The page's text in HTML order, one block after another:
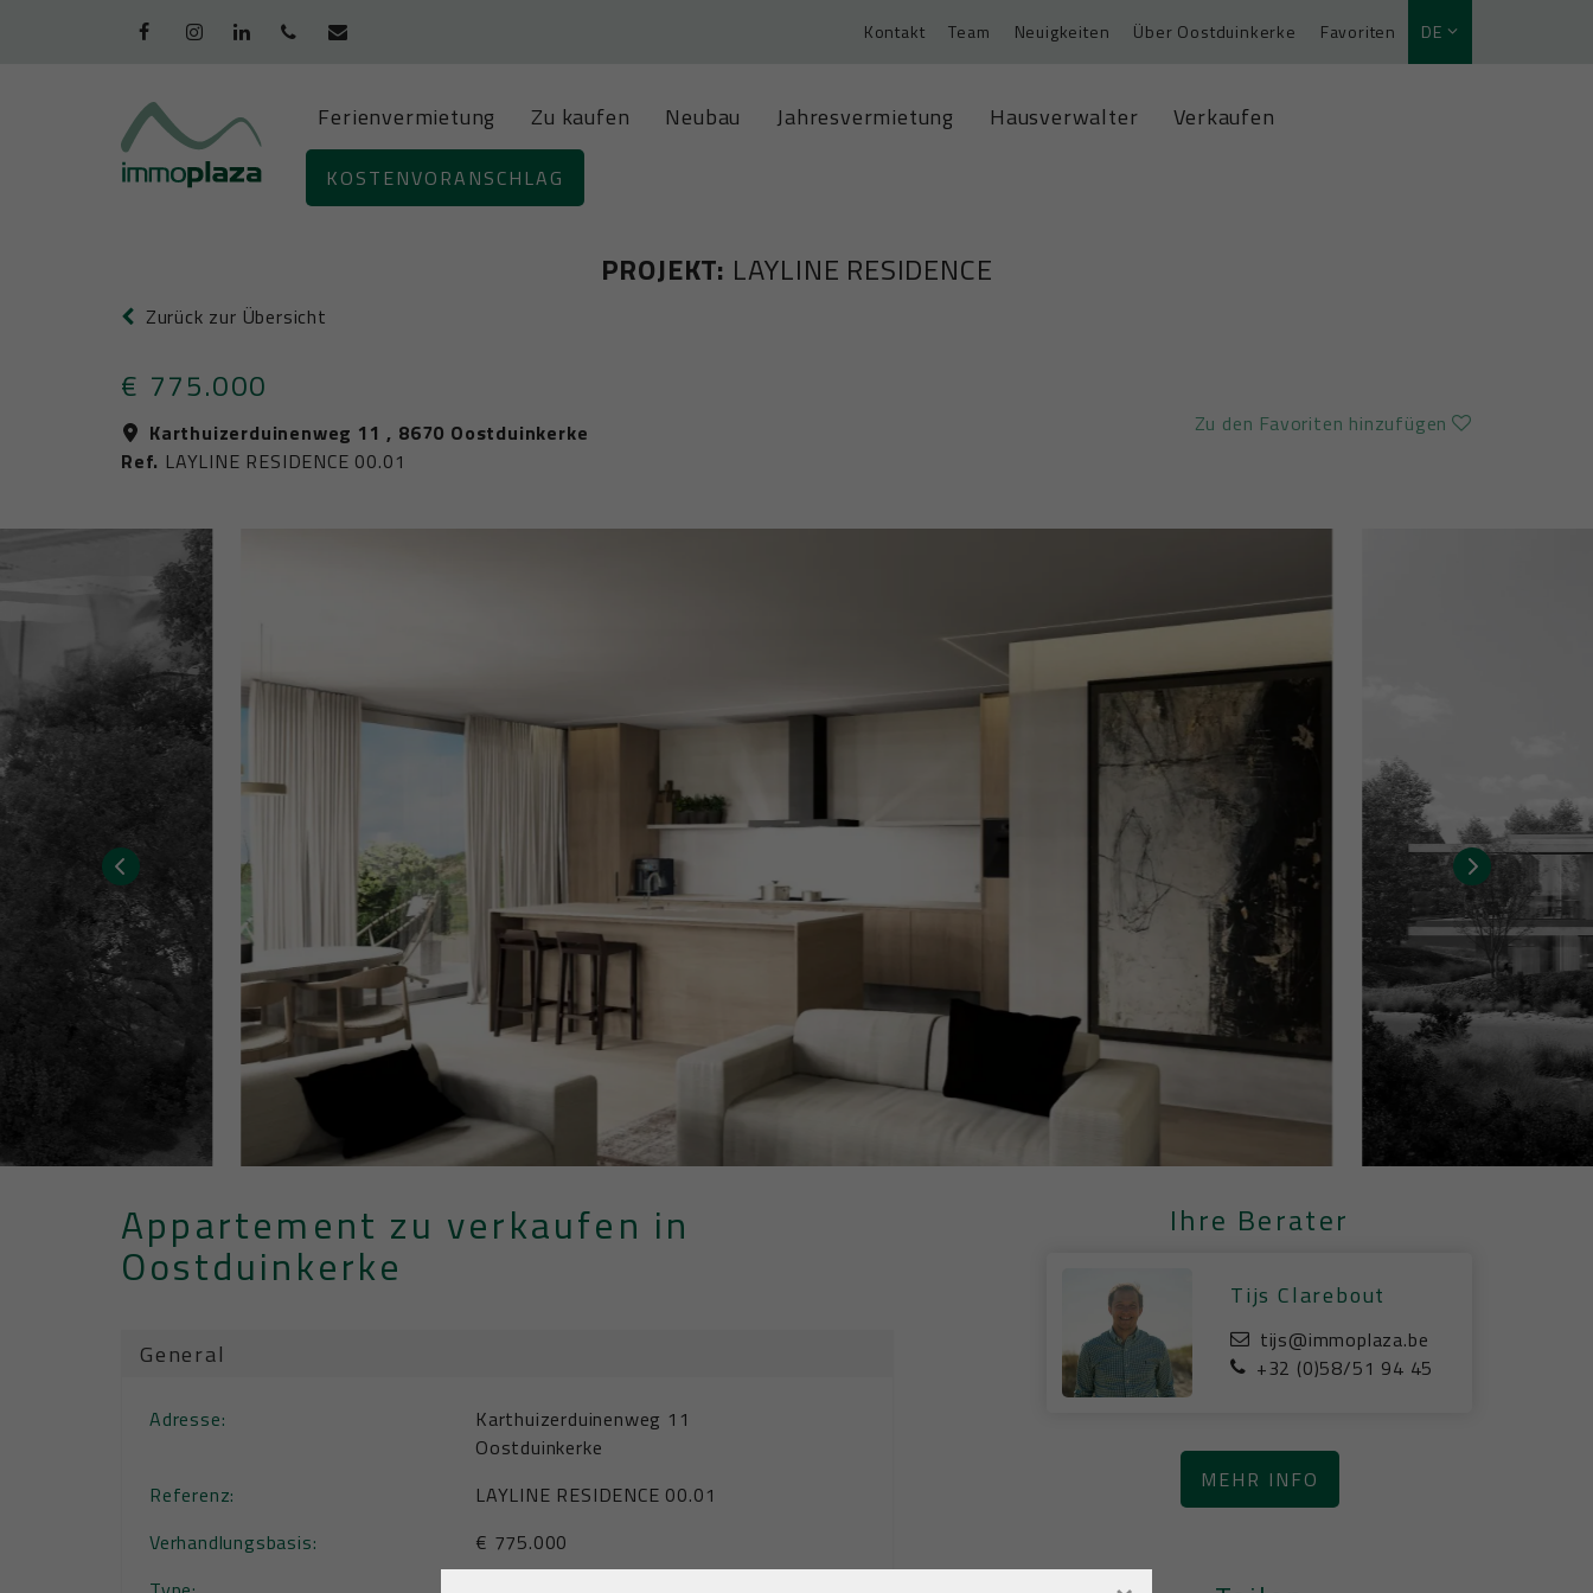
Kontakt Team Neuigkeiten Über Oostduinkerke Favoriten DE
Ferienvermietung Zu kaufen Neubau Jahresvermietung Hausverwalter Verkaufen
KOSTENVORANSCHLAG
PROJEKT: LAYLINE RESIDENCE
Zurück zur Übersicht
€ 775.000
Karthuizerduinenweg 11 , 8670 Oostduinkerke
Ref. LAYLINE RESIDENCE 00.01
Zu den Favoriten hinzufügen
Appartement zu verkaufen in
Oostduinkerke
General
Adresse:
Karthuizerduinenweg 11
Oostduinkerke
Referenz:
LAYLINE RESIDENCE 00.01
Verhandlungsbasis:
€ 775.000
Ihre Berater
Tijs Clarebout
tijs@immoplaza.be
+32 (0)58/51 94 45
MEHR INFO